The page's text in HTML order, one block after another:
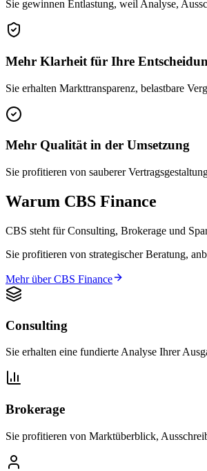
Sie gewinnen Entlastung, weil Analyse,
Mehr Klarheit für Ihre
Sie erhalten Markttransparenz, belastbare
Mehr Qualität in der Umsetzung
Sie profitieren von sauberer
Warum CBS Finance
CBS steht für Consulting, Brokerage und
Sie profitieren von strategischer Beratung,
Mehr über CBS Finance
Consulting
Sie erhalten eine fundierte Analyse Ihrer
Brokerage
Sie profitieren von Marktüberblick,